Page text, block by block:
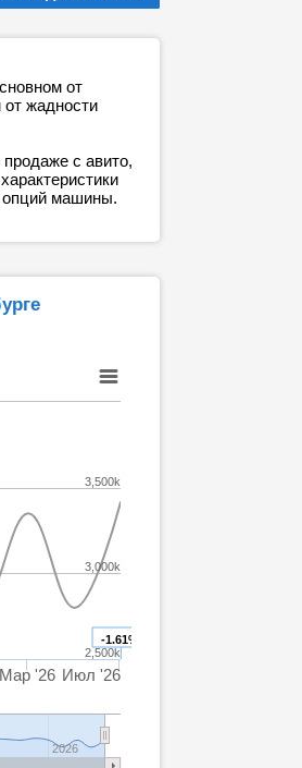
от
от жадности
с авито,
опций машины.
-1.61%
Мар '26 Июл '26
2026
2,500k
3,000k
3,500k